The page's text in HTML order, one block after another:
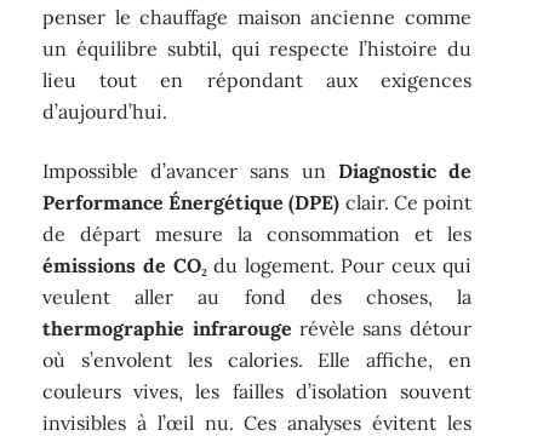
penser le chauffage maison ancienne comme
un équilibre subtil, qui respecte l’histoire du
lieu tout en répondant aux exigences
d’aujourd’hui.
Impossible d’avancer sans un Diagnostic de
Performance Énergétique (DPE) clair. Ce point
de départ mesure la consommation et les
émissions de CO₂du logement. Pour ceux qui
veulent aller au fond des choses, la
thermographie infrarouge révèle sans détour
où s’envolent les calories. Elle affiche, en
couleurs vives, les failles d’isolation souvent
invisibles à l’œil nu. Ces analyses évitent les